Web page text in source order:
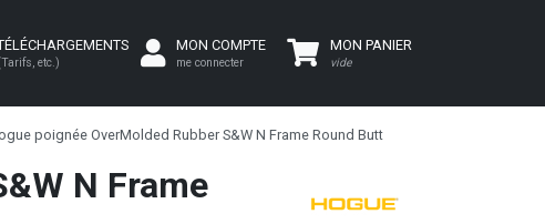
etc.)
MON COMPTE
me connecter
MON PANIER
vide
poignée OverMolded Rubber S&W N Frame Round Butt
N Frame